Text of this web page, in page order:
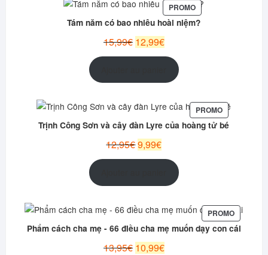
PROMOPRODUIT
EN
PROMOTION
Tám năm có bao nhiêu hoài niệm?
15,99€ Le
12,99€Le
actuel
est :
PROMOPRODUIT
EN
PROMOTION
Trịnh Công Sơn và cây đàn Lyre của hoàng tử bé
12,95€Le
prix
9,99€Le
prix
actuel
est :
PROMOPRODUIT
EN
Phẩm cách cha mẹ - 66 điều cha mẹ muốn dạy con cái
13,95€ Le
10,99€Le